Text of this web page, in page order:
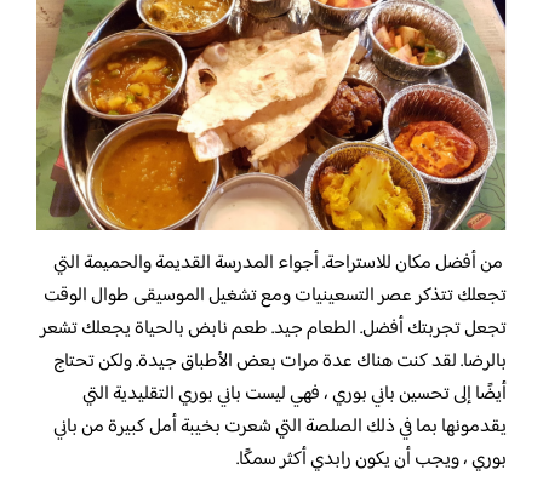
من أفضل مكان للاستراحة. أجواء المدرسة القديمة والحميمة التي
تجعلك تتذكر عصر التسعينيات ومع تشغيل الموسيقى طوال الوقت
تجعل تجربتك أفضل. الطعام جيد. طعم نابض بالحياة يجعلك تشعر
بالرضا. لقد كنت هناك عدة مرات بعض الأطباق جيدة. ولكن تحتاج
أيضًا إلى تحسين باني بوري ، فهي ليست باني بوري التقليدية التي
يقدمونها بما في ذلك الصلصة التي شعرت بخيبة أمل كبيرة من باني
بوري ، ويجب أن يكون رابدي أكثر سمكًا.